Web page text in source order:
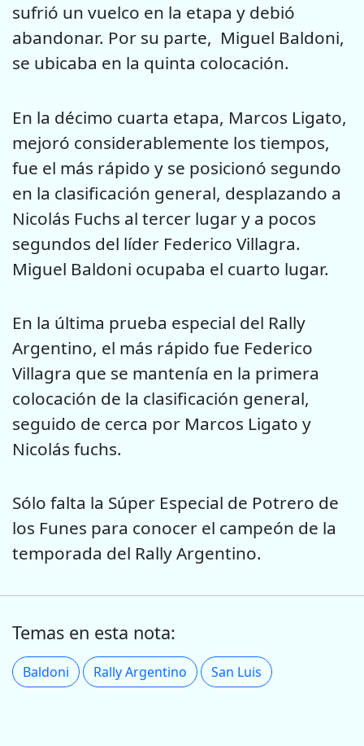
sufrió un vuelco en la etapa y debió
abandonar. Por su parte, Miguel Baldoni,
se ubicaba en la quinta colocación.
En la décimo cuarta etapa, Marcos Ligato,
mejoró considerablemente los tiempos,
fue el más rápido y se posicionó segundo
en la clasificación general, desplazando a
Nicolás Fuchs al tercer lugar y a pocos
segundos del líder Federico Villagra.
Miguel Baldoni ocupaba el cuarto lugar.
En la última prueba especial del Rally
Argentino, el más rápido fue Federico
Villagra que se mantenía en la primera
colocación de la clasificación general,
seguido de cerca por Marcos Ligato y
Nicolás fuchs.
Sólo falta la Súper Especial de Potrero de
los Funes para conocer el campeón de la
temporada del Rally Argentino.
Temas en esta nota:
Baldoni Rally Argentino San Luis